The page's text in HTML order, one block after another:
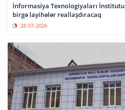
İnformasiya Texnologiyaları İnstitutu
birgə layihələr reallaşdıracaq
28-07-2026